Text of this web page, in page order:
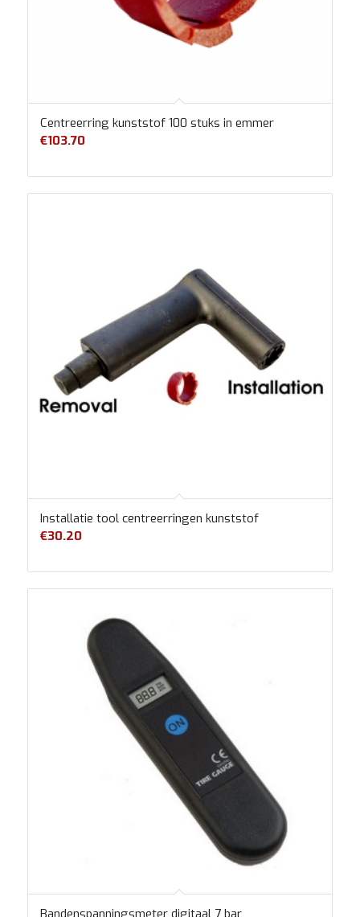
Centreerring kunststof 100 stuks in emmer
€103.70
Installatie tool centreerringen kunststof
€30.20
Bandenspanningsmeter digitaal 7 bar